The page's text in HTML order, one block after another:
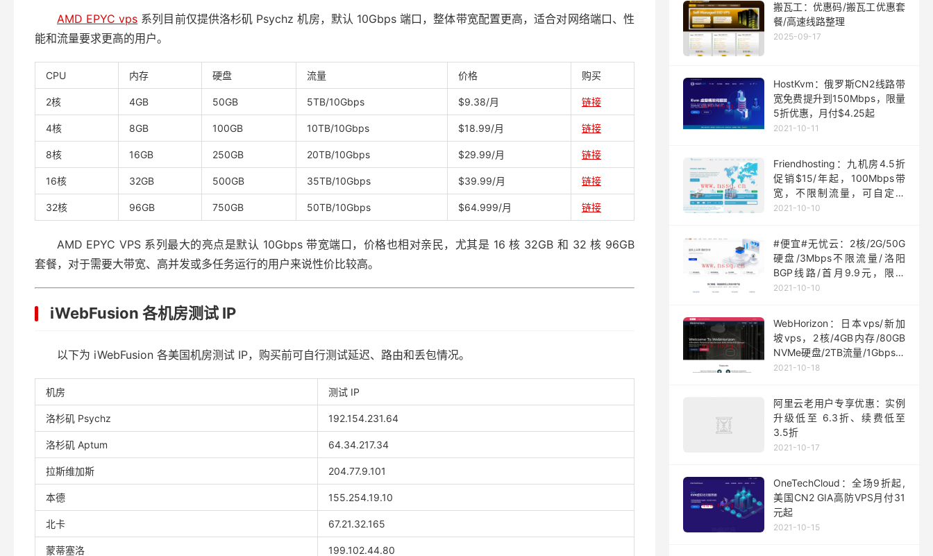
AMD EPYC vps 系列目前仅提供洛杉矶 Psychz 机房，默认 10Gbps 端口，整体带宽配置更高，适合对网络端口、性
能和流量要求更高的用户。
CPU 内存 硬盘 流量 价格 购买
2核 4GB 50GB 5TB/10Gbps $9.38/月 链接
4核 8GB 100GB 10TB/10Gbps $18.99/月 链接
8核 16GB 250GB 20TB/10Gbps $29.99/月 链接
16核 32GB 500GB 35TB/10Gbps $39.99/月 链接
32核 96GB 750GB 50TB/10Gbps $64.999/月 链接
AMD EPYC VPS 系列最大的亮点是默认 10Gbps 带宽端口，价格也相对亲民，尤其是 16 核 32GB 和 32 核 96GB
套餐，对于需要大带宽、高并发或多任务运行的用户来说性价比较高。
iWebFusion 各机房测试 IP
以下为 iWebFusion 各美国机房测试 IP，购买前可自行测试延迟、路由和丢包情况。
机房 测试 IP
洛杉矶 Psychz 192.154.231.64
洛杉矶 Aptum 64.34.217.34
拉斯维加斯 204.77.9.101
本德 155.254.19.10
北卡 67.21.32.165
蒙蒂塞洛 199.102.44.80
搬瓦工：优惠码/搬瓦工优惠套
餐/高速线路整理
2025-09-17
HostKvm：俄罗斯CN2线路带
宽免费提升到150Mbps，限量
5折优惠，月付$4.25起
2021-10-11
Friendhosting：九机房4.5折
促销$15/年起，100Mbps带
宽，不限制流量，可自定义
ISO
2021-10-10
#便宜#无忧云：2核/2G/50G
硬盘/3Mbps不限流量/洛阳
BGP线路/首月9.9元，限量
200台
2021-10-10
WebHorizon：日本vps/新加
坡vps，2核/4GB内存/80GB
NVMe硬盘/2TB流量/1Gbps端
口，$5/月起
2021-10-18
阿里云老用户专享优惠：实例
升级低至 6.3折、续费低至
3.5折
2021-10-17
OneTechCloud：全场9折起,
美国CN2 GIA高防VPS月付31
元起
2021-10-15